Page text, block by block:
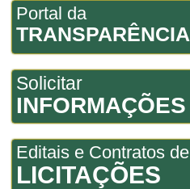
Portal da
TRANSPARÊNCIA
Solicitar
INFORMAÇÕES
Editais e Contratos de
LICITAÇÕES